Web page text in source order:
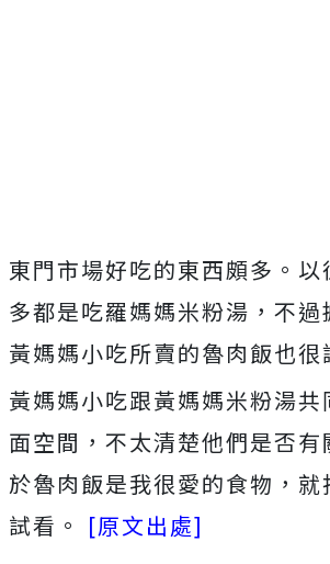
東門市場好吃的東西頗多。以
多都是吃羅媽媽米粉湯，不過
黃媽媽小吃所賣的魯肉飯也很
黃媽媽小吃跟黃媽媽米粉湯共
面空間，不太清楚他們是否
於魯肉飯是我很愛的食物，就
試看。 [原文出處]